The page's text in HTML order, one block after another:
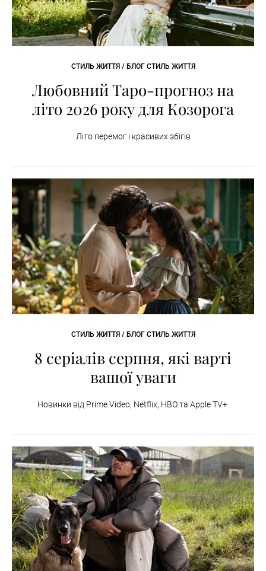
СТИЛЬ ЖИТТЯ / БЛОГ СТИЛЬ ЖИТТЯ
Любовний Таро-прогноз на
літо 2026 року для Козорога
Літо перемог і красивих збігів
СТИЛЬ ЖИТТЯ / БЛОГ СТИЛЬ ЖИТТЯ
8 серіалів серпня, які варті
вашої уваги
Новинки від Prime Video, Netflix, HBO та Apple TV+